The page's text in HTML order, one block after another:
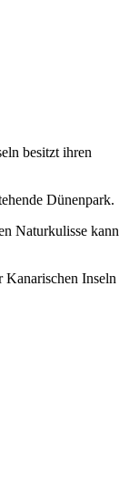
besitzt ihren
Dünenpark.
Naturkulisse kann
Inseln